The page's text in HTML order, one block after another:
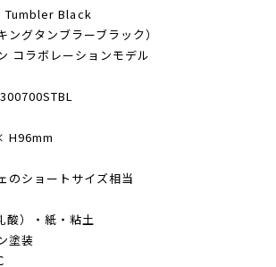
Tumbler Black
コラボレーションモデル
H96mm
ショートサイズ相当
）・紙・粘土